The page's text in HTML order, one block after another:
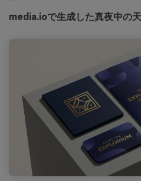
media.ioで生成した真夜中の